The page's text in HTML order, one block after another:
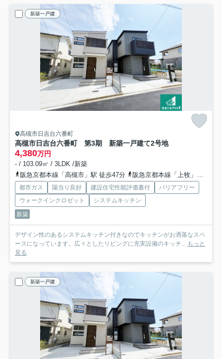
新築一戸建
高槻市日吉台六番町
高槻市日吉台六番町 第3期 新築一戸建て2号地
4,380万円
- / 103.09㎡ / 3LDK /新築
阪急京都本線「高槻市」駅 徒歩47分
阪急京都本線「上牧」駅 徒歩68分
都市ガス 陽当り良好 建設住宅性能評価書付
バリアフリー
ウォークインクロゼット
システムキッチン
新築
デザイン性のあるシステムキッチン付きなのでキッチンがお洒落なスペ
ースになっています。広々としたリビングに充実設備のキッチ...
もっと
見る
新築一戸建